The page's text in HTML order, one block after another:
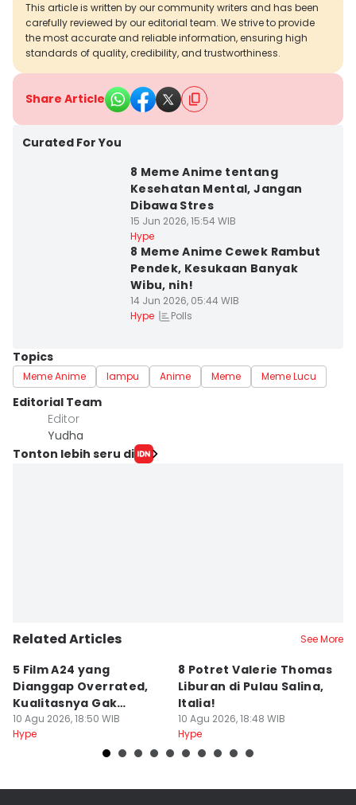
This article is written by our community writers and has been
carefully reviewed by our editorial team. We strive to provide
the most accurate and reliable information, ensuring high
standards of quality, credibility, and trustworthiness.
Share Article
Curated For You
8 Meme Anime tentang
Kesehatan Mental, Jangan
Dibawa Stres
15 Jun 2026, 15:54 WIB
Hype
8 Meme Anime Cewek Rambut
Pendek, Kesukaan Banyak
Wibu, nih!
14 Jun 2026, 05:44 WIB
Hype
Polls
Topics
Meme Anime lampu Anime Meme Meme Lucu
Editorial Team
Editor
Yudha ‎
Tonton lebih seru di
Related Articles See More
5 Film A24 yang
Dianggap Overrated,
Kualitasnya Gak
Sebanding?
10 Agu 2026, 18:50 WIB
Hype
8 Potret Valerie Thomas
Liburan di Pulau Salina,
Italia!
10 Agu 2026, 18:48 WIB
Hype